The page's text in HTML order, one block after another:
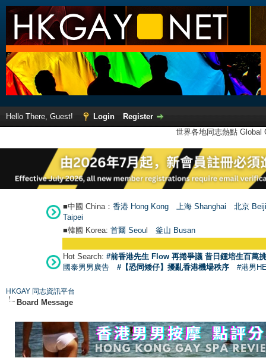
Hello There, Guest! Login
Register
世界各地同志熱點
■中國 China： 香港 Hong Kong 上海 Shanghai
北京
Taipei
■韓國 Korea: 首爾 Seoul 釜山 Busan
Hot Search: #前香港先生 Flow 再捲爭議 昔日鍾培生百萬
國泰男男廣告
#【恐同矮仔】擾亂香港機場秩序 #港男
HKGAY 同志資訊平台
Board Message